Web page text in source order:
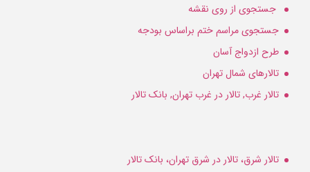
جستجوی از روی نقشه
جستجوی مراسم ختم براساس بودجه
طرح ازدواج آسان
تالارهای شمال تهران
تالار غرب, تالار در غرب تهران, بانک تالار
تالار شرق، تالار در شرق تهران، بانک تالار